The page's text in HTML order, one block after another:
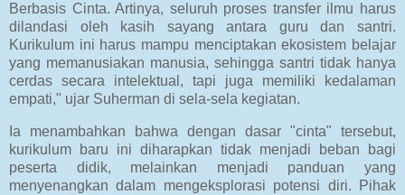
Berbasis Cinta. Artinya, seluruh proses transfer ilmu harus
dilandasi oleh kasih sayang antara guru dan santri.
Kurikulum ini harus mampu menciptakan ekosistem belajar
yang memanusiakan manusia, sehingga santri tidak hanya
cerdas secara intelektual, tapi juga memiliki kedalaman
empati," ujar Suherman di sela-sela kegiatan.
Ia menambahkan bahwa dengan dasar "cinta" tersebut,
kurikulum baru ini diharapkan tidak menjadi beban bagi
peserta didik, melainkan menjadi panduan yang
menyenangkan dalam mengeksplorasi potensi diri. Pihak